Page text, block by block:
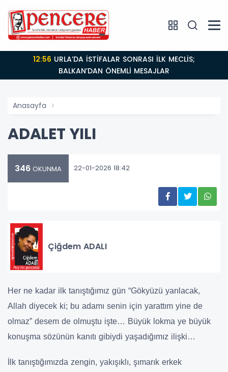
12:56
BALKAN’DAN ÖNEMLİ MESAJLAR
Anasayfa
ADALET YILI
346 OKUNMA 22-01-2026 18:42
Çiğdem ADALI
Her ne kadar ilk tanıştığımız gün “Gökyüzü yarılacak,
Allah diyecek ki; bu adamı senin için yarattım yine de
olmaz” desem de olmuştu işte… Büyük lokma ye büyük
konuşma sözünün kanıtı gibiydi yaşadığımız ilişki…
İlk tanıştığımızda zengin, yakışıklı, şımarık erkek